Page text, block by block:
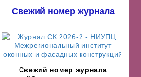
Свежий номер журнала
Свежий номер журнала